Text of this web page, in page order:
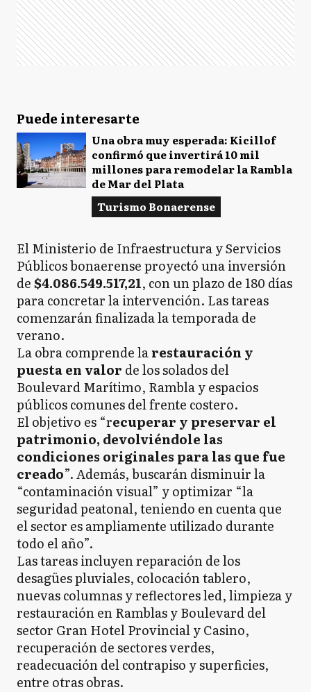
Puede interesarte
Una obra muy esperada: Kicillof
confirmó que invertirá 10 mil
millones para remodelar la Rambla
de Mar del Plata
Turismo Bonaerense
El Ministerio de Infraestructura y Servicios
Públicos bonaerense proyectó una inversión
de$4.086.549.517,21, con un plazo de 180 días
para concretar la intervención. Las tareas
comenzarán finalizada la temporada de
verano.
La obra comprende larestauración y
puesta en valor de los solados del
Boulevard Marítimo, Rambla y espacios
públicos comunes del frente costero.
El objetivo es “recuperar y preservar el
patrimonio, devolviéndole las
condiciones originales para las que fue
creado”. Además, buscarán disminuir la
“contaminación visual” y optimizar “la
seguridad peatonal, teniendo en cuenta que
el sector es ampliamente utilizado durante
todo el año”.
Las tareas incluyen reparación de los
desagües pluviales, colocación tablero,
nuevas columnas y reflectores led, limpieza y
restauración en Ramblas y Boulevard del
sector Gran Hotel Provincial y Casino,
recuperación de sectores verdes,
readecuación del contrapiso y superficies,
entre otras obras.